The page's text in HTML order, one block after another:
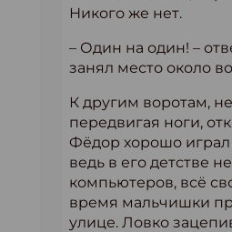
Никого же нет.
– Один на один! –
занял место около
К другим воротам,
передвигая ноги,
Фёдор хорошо играл
ведь в его детстве
компьютеров, всё
время мальчишки
улице. Ловко